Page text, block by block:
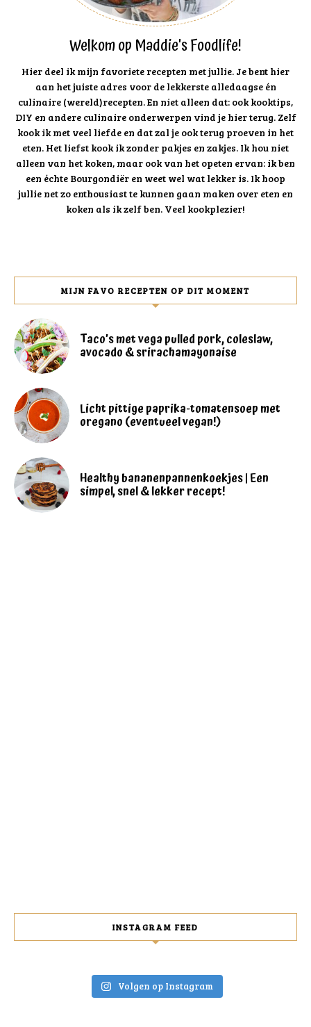
Welkom op Maddie's Foodlife!
Hier deel ik mijn favoriete recepten met jullie. Je bent hier
aan het juiste adres voor de lekkerste alledaagse én
culinaire (wereld)recepten. En niet alleen dat: ook kooktips,
DIY en andere culinaire onderwerpen vind je hier terug. Zelf
kook ik met veel liefde en dat zal je ook terug proeven in het
eten. Het liefst kook ik zonder pakjes en zakjes. Ik hou niet
alleen van het koken, maar ook van het opeten ervan: ik ben
een échte Bourgondiër en weet wel wat lekker is. Ik hoop
jullie net zo enthousiast te kunnen gaan maken over eten en
koken als ik zelf ben. Veel kookplezier!
MIJN FAVO RECEPTEN OP DIT MOMENT
Taco’s met vega pulled pork, coleslaw,
avocado & srirachamayonaise
Licht pittige paprika-tomatensoep met
oregano (eventueel vegan!)
Healthy bananenpannenkoekjes | Een
simpel, snel & lekker recept!
INSTAGRAM FEED
Volgen op Instagram